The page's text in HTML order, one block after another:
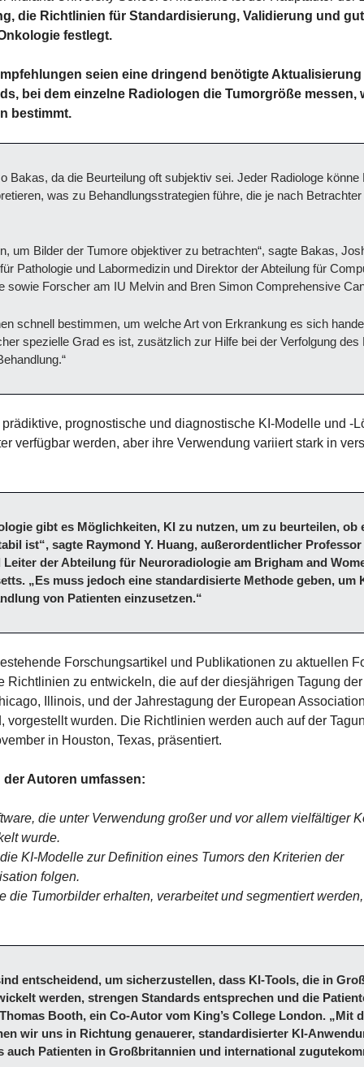
die Richtlinien für Standardisierung, Validierung und
festlegt.
seien eine dringend benötigte
bei dem einzelne Radiologen die Tumorgröße messen,
bestimmt.
Bakas, da die Beurteilung oft subjektiv sei. Jeder Radiologe
was zu Behandlungsstrategien führe, die je nach
um Bilder der Tumore objektiver zu betrachten“, sagte Bakas,
Pathologie und Labormedizin und Direktor der Abteilung für
sowie Forscher am IU Melvin and Bren Simon Comprehensive
schnell bestimmen, um welche Art von Erkrankung es sich
spezielle Grad es ist, zusätzlich zur Hilfe bei der Verfolgung des
prognostische und diagnostische KI-Modelle und -
verfügbar werden, aber ihre Verwendung variiert stark in
gibt es Möglichkeiten, KI zu nutzen, um zu beurteilen, ob
ist“, sagte Raymond Y. Huang, außerordentlicher
der Abteilung für Neuroradiologie am Brigham and
„Es muss jedoch eine standardisierte Methode geben, um
von Patienten einzusetzen.“
Forschungsartikel und Publikationen zu aktuellen
Richtlinien zu entwickeln, die auf der diesjährigen Tagung
Illinois, und der Jahrestagung der European
vorgestellt wurden. Die Richtlinien werden auch auf der
in Houston, Texas, präsentiert.
Autoren umfassen:
die unter Verwendung großer und vor allem vielfältiger
wurde.
KI-Modelle zur Definition eines Tumors den Kriterien der
folgen.
die Tumorbilder erhalten, verarbeitet und segmentiert
entscheidend, um sicherzustellen, dass KI-Tools, die in
werden, strengen Standards entsprechen und die
Booth, ein Co-Autor vom King’s College London. „Mit
wir uns in Richtung genauerer, standardisierter KI-
auch Patienten in Großbritannien und international